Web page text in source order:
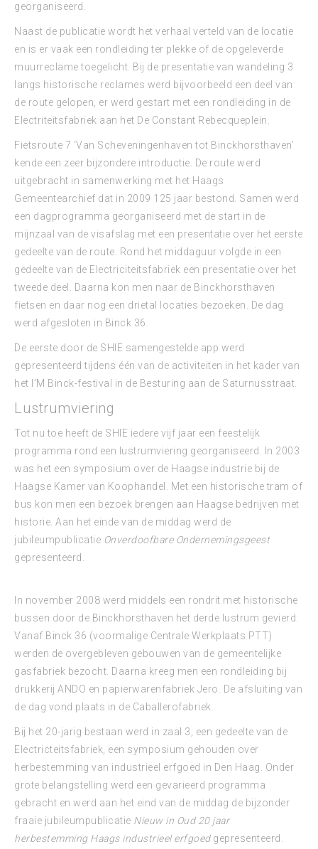
georganiseerd.
Naast de publicatie wordt het verhaal verteld van de locatie
en is er vaak een rondleiding ter plekke of de opgeleverde
muurreclame toegelicht. Bij de presentatie van wandeling 3
langs historische reclames werd bijvoorbeeld een deel van
de route gelopen, er werd gestart met een rondleiding in de
Electriteitsfabriek aan het De Constant Rebecqueplein.
Fietsroute 7 ‘Van Scheveningenhaven tot Binckhorsthaven’
kende een zeer bijzondere introductie. De route werd
uitgebracht in samenwerking met het Haags
Gemeentearchief dat in 2009 125 jaar bestond. Samen werd
een dagprogramma georganiseerd met de start in de
mijnzaal van de visafslag met een presentatie over het eerste
gedeelte van de route. Rond het middaguur volgde in een
gedeelte van de Electriciteitsfabriek een presentatie over het
tweede deel. Daarna kon men naar de Binckhorsthaven
fietsen en daar nog een drietal locaties bezoeken. De dag
werd afgesloten in Binck 36.
De eerste door de SHIE samengestelde app werd
gepresenteerd tijdens één van de activiteiten in het kader van
het I’M Binck-festival in de Besturing aan de Saturnusstraat.
Lustrumviering
Tot nu toe heeft de SHIE iedere vijf jaar een feestelijk
programma rond een lustrumviering georganiseerd. In 2003
was het een symposium over de Haagse industrie bij de
Haagse Kamer van Koophandel. Met een historische tram of
bus kon men een bezoek brengen aan Haagse bedrijven met
historie. Aan het einde van de middag werd de
jubileumpublicatie Onverdoofbare Ondernemingsgeest
gepresenteerd.
In november 2008 werd middels een rondrit met historische
bussen door de Binckhorsthaven het derde lustrum gevierd.
Vanaf Binck 36 (voormalige Centrale Werkplaats PTT)
werden de overgebleven gebouwen van de gemeentelijke
gasfabriek bezocht. Daarna kreeg men een rondleiding bij
drukkerij ANDO en papierwarenfabriek Jero. De afsluiting van
de dag vond plaats in de Caballerofabriek.
Bij het 20-jarig bestaan werd in zaal 3, een gedeelte van de
Electricteitsfabriek, een symposium gehouden over
herbestemming van industrieel erfgoed in Den Haag. Onder
grote belangstelling werd een gevarieerd programma
gebracht en werd aan het eind van de middag de bijzonder
fraaie jubileumpublicatie Nieuw in Oud 20 jaar
herbestemming Haags industrieel erfgoedgepresenteerd.